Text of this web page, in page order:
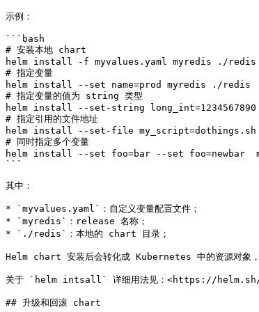
示例：
```bash
# 安装本地 chart
helm install -f myvalues.yaml myredis ./redis
# 指定变量
helm install --set name=prod myredis ./redis
# 指定变量的值为 string 类型
helm install --set-string
# 指定引用的文件地址
helm install --set-file
# 同时指定多个变量
helm install --set foo=bar --set foo=newbar
```
其中：
* `myvalues.yaml`：自定义变量配置文件；
* `myredis`：release 名称；
* `./redis`：本地的 chart 目录；
Helm chart 安装后会转化成 Kubernetes 中的资源对
关于 `helm intsall` 详细用法见：<https://
## 升级和回滚 chart